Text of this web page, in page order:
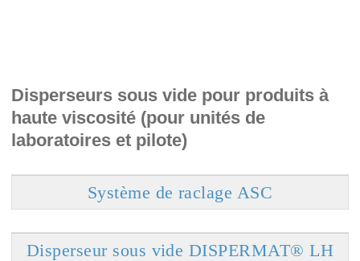
Disperseurs sous vide pour produits à
haute viscosité (pour unités de
laboratoires et pilote)
Système de raclage ASC
Disperseur sous vide DISPERMAT® LH